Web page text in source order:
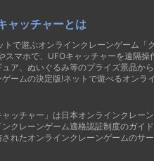
ャッチャーとは
トで遊ぶオンラインクレーンゲーム「
スマホで、UFOキャッチャーを遠隔操
ュア、ぬいぐるみ等のプライズ景品か
ームの決定版!ネットで遊べるオンラ
ャッチャー」は日本オンラインクレー
クレーンゲーム適格認証制度のガイ
れたオンラインクレーンゲームのサー